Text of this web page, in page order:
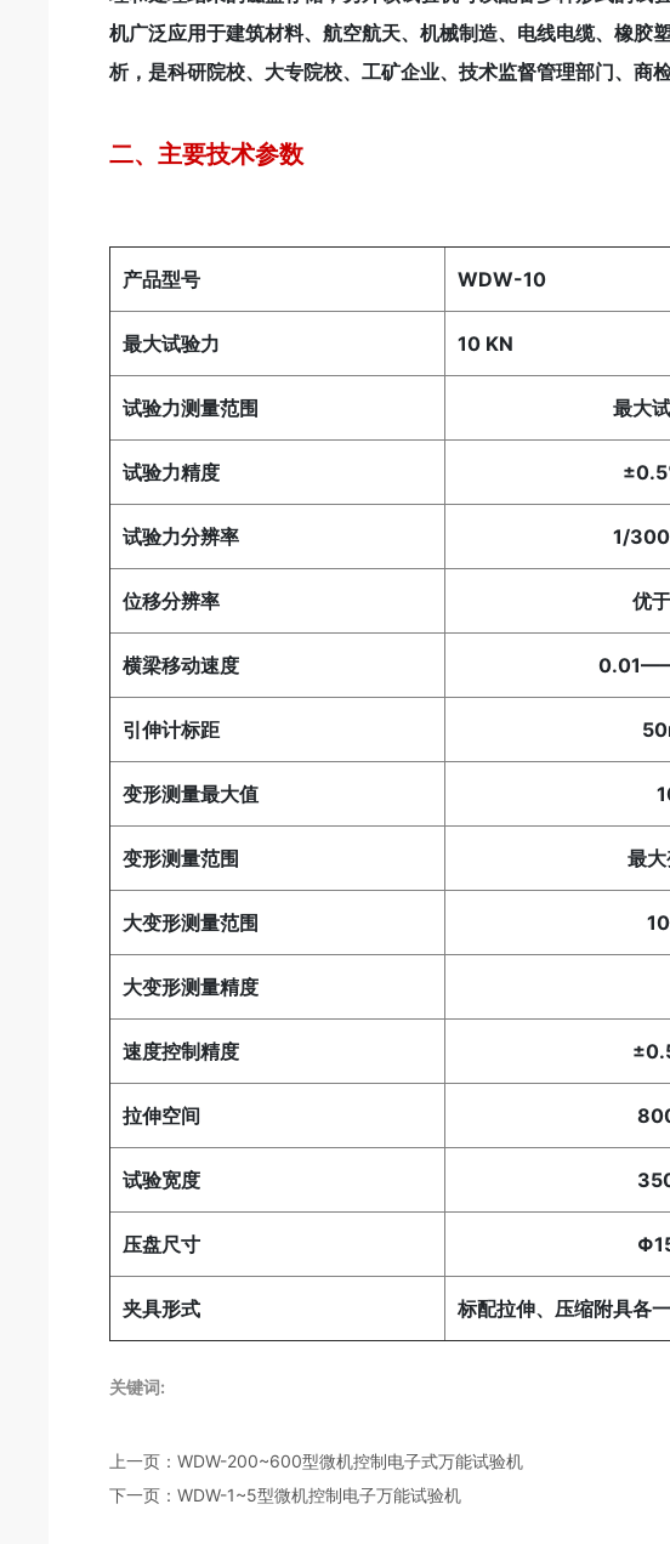
机广泛应用于建筑材料、航空航天、机械制造、电线电缆、橡
析，是科研院校、大专院校、工矿企业、技术监督管理部门、商
二、主要技术参数
产品型号 WDW-10
最大试验力 10 KN
试验力测量范围 最大试验力
试验力精度 ±0.5% （
试验力分辨率 1/300000(
位移分辨率 优于
横梁移动速度
引伸计标距
变形测量最大值
变形测量范围 最大变形的
大变形测量范围
大变形测量精度
速度控制精度 ±0.5（
拉伸空间 800 mm （
试验宽度 350 mm （
压盘尺寸 Φ150
夹具形式 标配拉伸、压缩附具各
关键词:
上一页：WDW-200~600型微机控制电子式万能试验机
下一页：WDW-1~5型微机控制电子万能试验机